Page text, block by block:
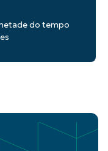
do tempo